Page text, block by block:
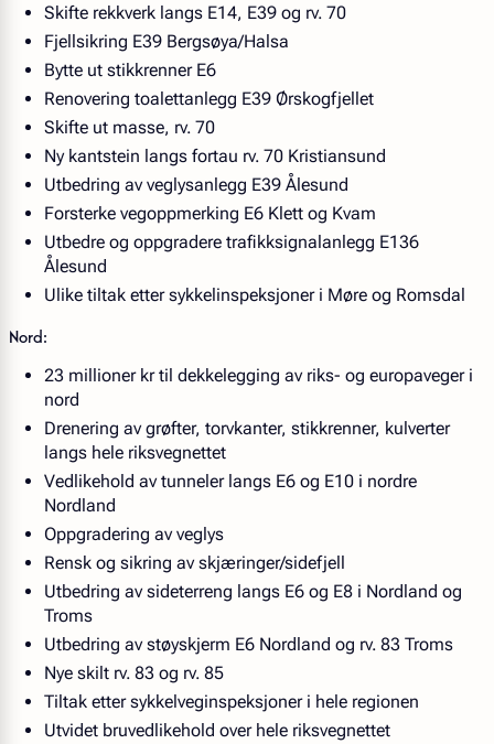
Skifte rekkverk langs E14, E39 og rv. 70
Fjellsikring E39 Bergsøya/Halsa
Bytte ut stikkrenner E6
Renovering toalettanlegg E39 Ørskogfjellet
Skifte ut masse, rv. 70
Ny kantstein langs fortau rv. 70 Kristiansund
Utbedring av veglysanlegg E39 Ålesund
Forsterke vegoppmerking E6 Klett og Kvam
Utbedre og oppgradere trafikksignalanlegg E136
Ålesund
Ulike tiltak etter sykkelinspeksjoner i Møre og Romsdal
Nord:
23 millioner kr til dekkelegging av riks- og europaveger i
nord
Drenering av grøfter, torvkanter, stikkrenner, kulverter
langs hele riksvegnettet
Vedlikehold av tunneler langs E6 og E10 i nordre
Nordland
Oppgradering av veglys
Rensk og sikring av skjæringer/sidefjell
Utbedring av sideterreng langs E6 og E8 i Nordland og
Troms
Utbedring av støyskjerm E6 Nordland og rv. 83 Troms
Nye skilt rv. 83 og rv. 85
Tiltak etter sykkelveginspeksjoner i hele regionen
Utvidet bruvedlikehold over hele riksvegnettet